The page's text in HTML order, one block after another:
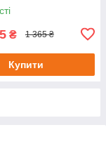
₴ 1 365 ₴
Купити